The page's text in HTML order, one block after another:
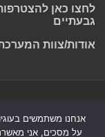
לחצו כאן
גבעתיים
אודות/צוות
© כל הזכויות שמורות 2026, רמת גן גבעתיים ניוז.
אנחנו משתמשים
על מסכים, אני